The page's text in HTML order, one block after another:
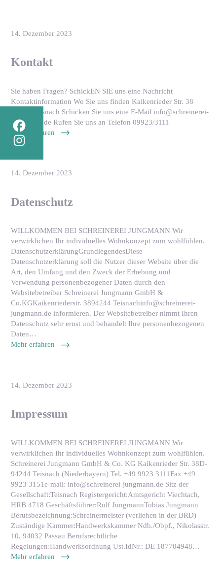
14. Dezember 2023
Kontakt
Sie haben Fragen? SchickEN SIE uns eine Nachricht
Kontaktinformation Wo Sie uns finden Kaikenrieder Str. 38
94244 Teisnach Schicken Sie uns eine E-Mail info@schreinerei-
jungmann.de Rufen Sie uns an Telefon 09923/3111
Mehr erfahren
14. Dezember 2023
Datenschutz
WILLKOMMEN BEI SCHREINEREI JUNGMANN Wir
verwirklichen Ihr individuelles Wohnkonzept zum wohlfühlen.
DatenschutzerklärungGrundlegendesDiese
Datenschutzerklärung soll die Nutzer dieser Website über die
Art, den Umfang und den Zweck der Erhebung und
Verwendung personenbezogener Daten durch den
Websitebetreiber Schreinerei Jungmann GmbH &
Co.KGKaikenriederstr. 3894244 Teisnachinfo@schreinerei-
jungmann.de informieren. Der Websitebetreiber nimmt Ihren
Datenschutz sehr ernst und behandelt Ihre personenbezogenen
Daten…
Mehr erfahren
14. Dezember 2023
Impressum
WILLKOMMEN BEI SCHREINEREI JUNGMANN Wir
verwirklichen Ihr individuelles Wohnkonzept zum wohlfühlen.
Schreinerei Jungmann GmbH & Co. KG Kaikenrieder Str. 38D-
94244 Teisnach (Niederbayern) Tel. +49 9923 3111Fax +49
9923 3151e-mail: info@schreinerei-jungmann.de Sitz der
Gesellschaft:Teisnach Registergericht:Amtsgericht Viechtach,
HRB 4718 Geschäftsführer:Rolf JungmannTobias Jungmann
Berufsbezeichnung:Schreinermeister (verliehen in der BRD)
Zuständige Kammer:Handwerkskammer Ndb./Obpf., Nikolasstr.
10, 94032 Passau Berufsrechtliche
Regelungen:Handwerksordnung Ust.IdNr.: DE 187704948…
Mehr erfahren
Instagram